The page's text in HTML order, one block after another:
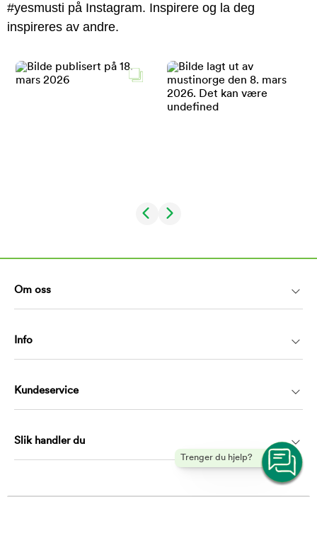
#yesmusti på Instagram. Inspirere og la deg
inspireres av andre.
Trenger du hjelp?
Om oss
Info
Kundeservice
Slik handler du